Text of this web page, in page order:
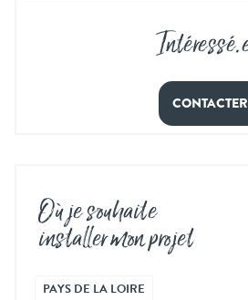
Intéressé.
CONTACTER
Où je souhaite
installer mon projet
PAYS DE LA LOIRE